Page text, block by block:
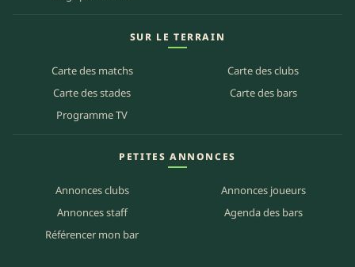
SUR LE TERRAIN
Carte des matchs
Carte des clubs
Carte des stades
Carte des bars
Programme TV
PETITES ANNONCES
Annonces clubs
Annonces joueurs
Annonces staff
Agenda des bars
Référencer mon bar